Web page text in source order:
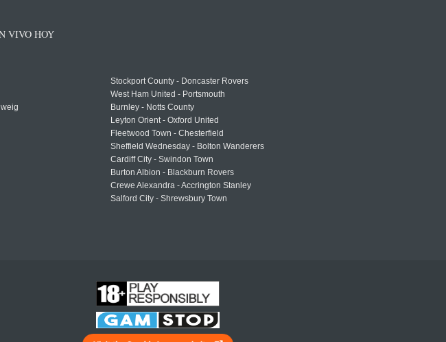
VIVO HOY
Stockport County - Doncaster Rovers
West Ham United - Portsmouth
Burnley - Notts County
Leyton Orient - Oxford United
Fleetwood Town - Chesterfield
Sheffield Wednesday - Bolton Wanderers
Cardiff City - Swindon Town
Burton Albion - Blackburn Rovers
Crewe Alexandra - Accrington Stanley
Salford City - Shrewsbury Town